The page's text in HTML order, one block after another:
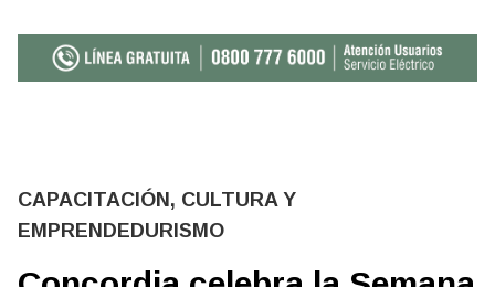
CAPACITACIÓN, CULTURA Y
EMPRENDEDURISMO